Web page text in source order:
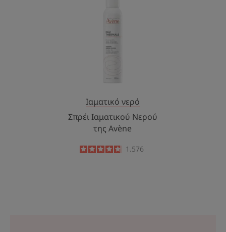
Νερού
Avène
Ιαματικό νερό
Σπρέι Ιαματικού Νερού
της Avène
4.8
/51.576